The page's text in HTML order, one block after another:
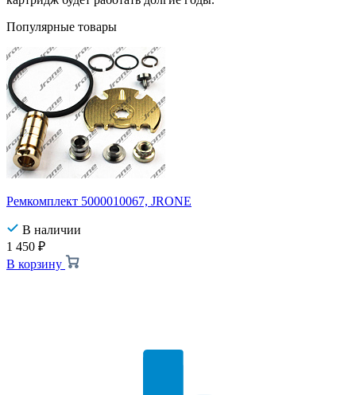
Популярные товары
Ремкомплект 5000010067, JRONE
В наличии
1 450 ₽
В корзину